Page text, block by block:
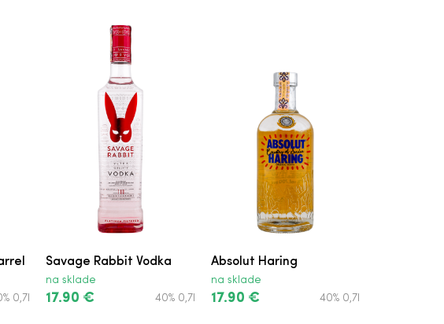
0,7l
Savage Rabbit Vodka
na sklade
17.90 € 40% 0,7l
Absolut Haring
na sklade
17.90 € 40% 0,7l